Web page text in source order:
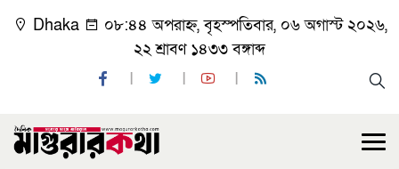
Dhaka
০৮:৪৪ অপরাহ্ন, বৃহস্পতিবার, ০৬ অগাস্ট ২০২৬,
২২ শ্রাবণ ১৪৩৩ বঙ্গাব্দ